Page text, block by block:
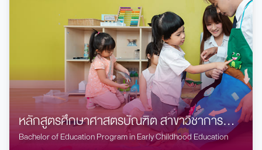
หลักสูตรศึกษาศาสตรบัณฑิต สาขาวิชาการ
ศึกษาปฐมวัย
Bachelor of Education Program in Early Childhood Education